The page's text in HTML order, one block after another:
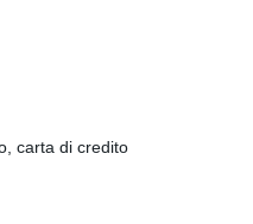
carta di credito